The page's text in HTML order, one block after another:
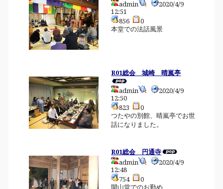
admin
2020/4/9
12:51
856
0
本堂での法話風景
R01総会 城崎 晴嵐亭
admin
2020/4/9
12:50
823
0
つたやの別館、晴嵐亭でお世
話になりました。
R01総会 円通寺
admin
2020/4/9
12:48
754
0
開山堂でのお勤め